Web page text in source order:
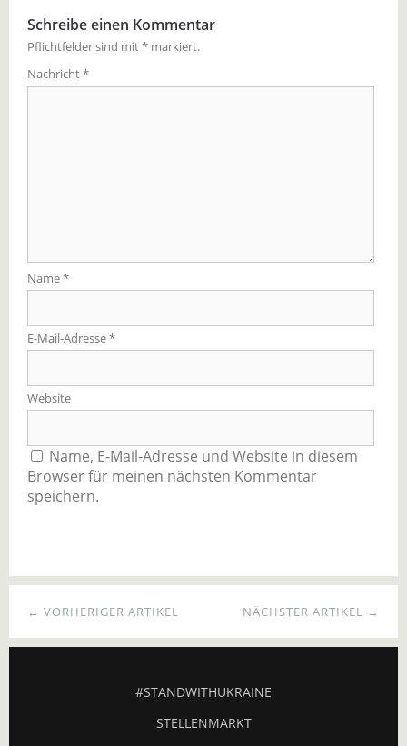
Schreibe einen Kommentar
Pflichtfelder sind mit* markiert.
Nachricht*
Name*
E-Mail-Adresse*
Website
Name, E-Mail-Adresse und Website in diesem
Browser für meinen nächsten Kommentar
speichern.
NÄCHSTER ARTIKEL →
← VORHERIGER ARTIKEL
#STANDWITHUKRAINE
STELLENMARKT